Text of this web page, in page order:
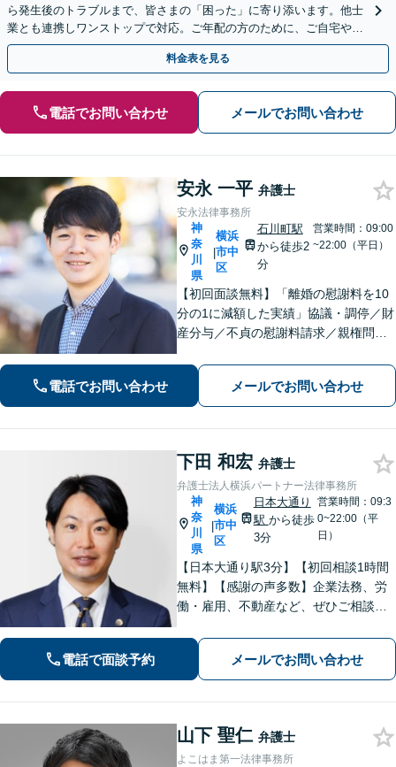
ら発生後のトラブルまで、皆さまの「困った」に寄り添います。他士
業とも連携しワンストップで対応。ご年配の方のために、ご自宅やご
近所への出張相談も実施【秘密厳守｜休日・夜間相談可】
料金表を見る
電話でお問い合わせ メールでお問い合わせ
安永 一平 弁護士
安永法律事務所
神
奈
川
県
|
横浜
市中
区
石川町駅
から徒歩2
分
営業時間：09:00
~22:00（平日）
【初回面談無料】「離婚の慰謝料を10
分の1に減額した実績」協議・調停／財
産分与／不貞の慰謝料請求／親権問題
ーの顧問経験豊富」土地・建物の明渡
しや賃料回収など幅広くサポート【夜
間・休日面談可】【電話相談対応】
電話でお問い合わせ メールでお問い合わせ
下田 和宏 弁護士
弁護士法人横浜パートナー法律事務所
神
奈
川
県
|
横浜
市中
区
日本大通り
駅 から徒歩
3分
営業時間：09:3
0~22:00（平
日）
【日本大通り駅3分】【初回相談1時間
無料】【感謝の声多数】企業法務、労
働・雇用、不動産など、ぜひご相談く
ーガルサービスの提供を心がけており
ます。お困りの場合は、ぜひご相談く
ださい。【休日・夜間面談可】【電話
相談可】
電話で面談予約 メールでお問い合わせ
山下 聖仁 弁護士
よこはま第一法律事務所